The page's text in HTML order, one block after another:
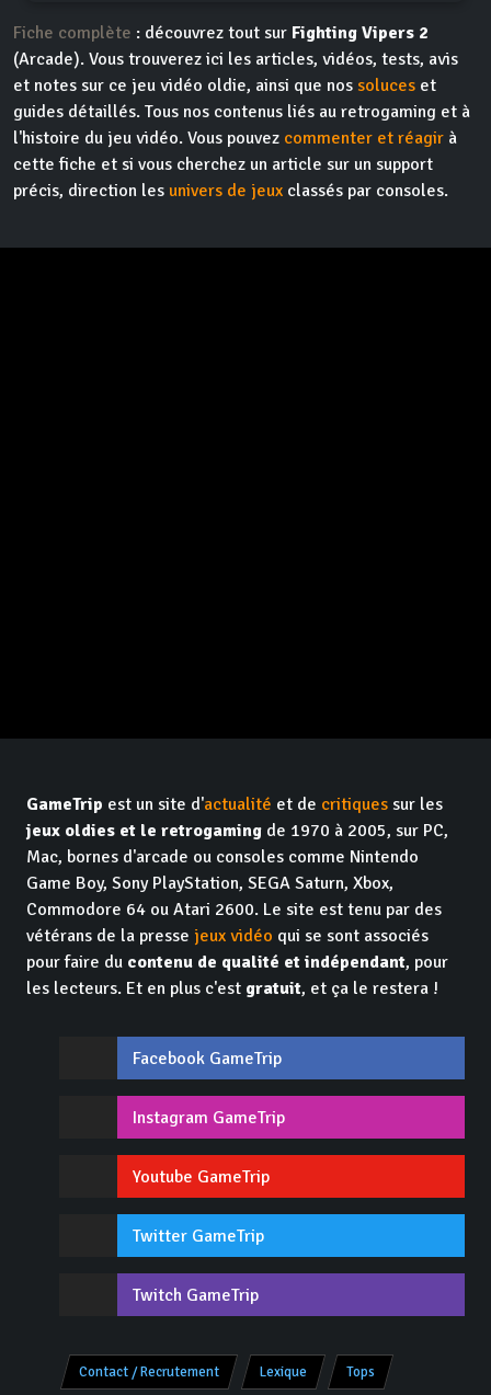
Fiche complète : découvrez tout sur Fighting Vipers 2
(Arcade). Vous trouverez ici les articles, vidéos, tests, avis
et notes sur ce jeu vidéo oldie, ainsi que nos soluces et
guides détaillés. Tous nos contenus liés au retrogaming et à
l'histoire du jeu vidéo. Vous pouvez commenter et réagir à
cette fiche et si vous cherchez un article sur un support
précis, direction les univers de jeux classés par consoles.
GameTrip est un site d'actualité et de critiques sur les
jeux oldies et le retrogaming de 1970 à 2005, sur PC,
Mac, bornes d'arcade ou consoles comme Nintendo
Game Boy, Sony PlayStation, SEGA Saturn, Xbox,
Commodore 64 ou Atari 2600. Le site est tenu par des
vétérans de la presse jeux vidéo qui se sont associés
pour faire du contenu de qualité et indépendant, pour
les lecteurs. Et en plus c'est gratuit, et ça le restera !
Facebook GameTrip
Instagram GameTrip
Youtube GameTrip
Twitter GameTrip
Twitch GameTrip
Contact / Recrutement Lexique Tops